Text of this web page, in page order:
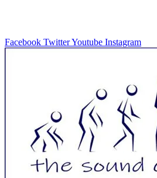
Facebook TwitterYoutube Instagram